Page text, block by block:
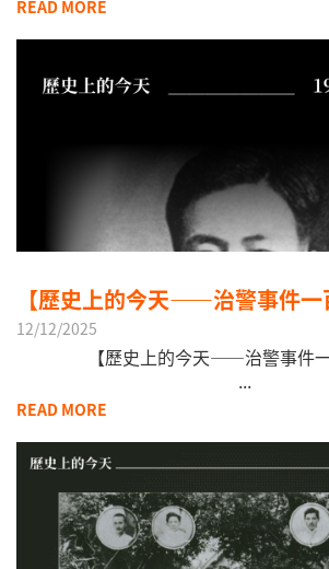
READ MORE
【歷史上的今天——治警事件一
12/12/2025
【歷史上的今天——治警事件一
​...
READ MORE